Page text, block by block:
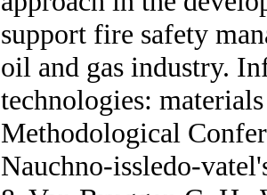
support fire safety
oil and gas industry.
technologies:
Methodological
Nauchno-issledo-